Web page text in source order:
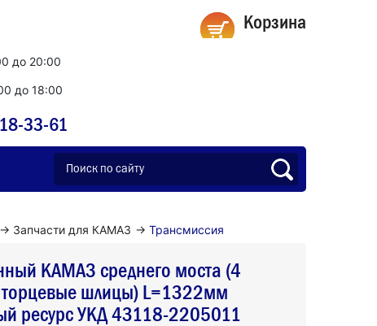
до 20:00
до 18:00
33-61
Корзина
→ Запчасти для КАМАЗ → Трансмиссия
КАМАЗ среднего моста (4
торцевые шлицы) L=1322мм
ресурс УКД 43118-2205011